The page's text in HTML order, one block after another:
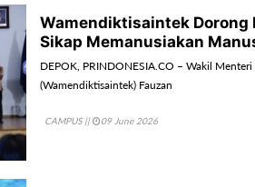
Wamendiktisaintek Dorong
Sikap Memanusiakan
DEPOK, PRINDONESIA.CO – Wakil
(Wamendiktisaintek) Fauzan
CAMPUS|| 09 June 2026